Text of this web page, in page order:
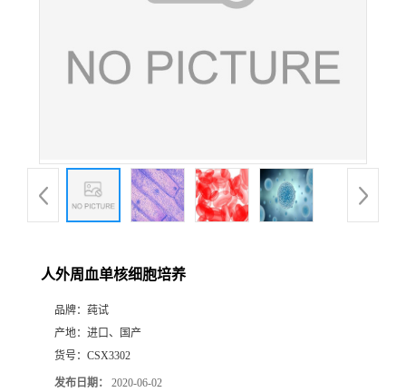
人外周血单核细胞培养
品牌： 莼试
产地： 进口、国产
货号： CSX3302
发布日期： 2020-06-02